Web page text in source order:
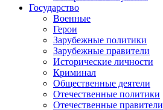
Государство
Военные
Герои
Зарубежные политики
Зарубежные правители
Исторические личности
Криминал
Общественные деятели
Отечественные политики
Отечественные правители